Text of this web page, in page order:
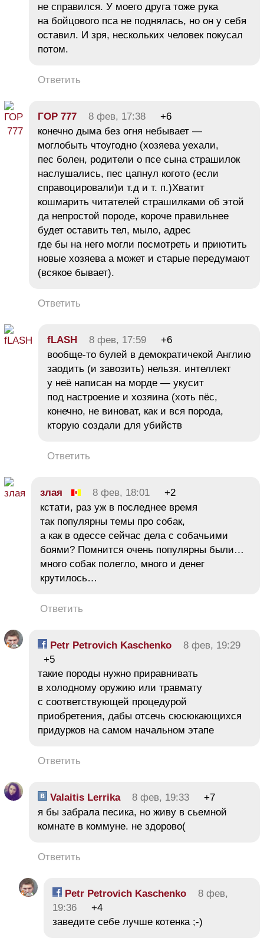
не справился. У моего друга тоже рука
на бойцового пса не поднялась, но он у себя
оставил. И зря, нескольких человек покусал
потом.
Ответить
ГОР 777 8 фев, 17:38
+6
конечно дыма без огня небывает —
моглобыть чтоугодно (хозяева уехали,
пес болен, родители о псе сына страшилок
наслушались, пес цапнул когото (если
справоцировали)и т.д и т. п.)Хватит
кошмарить читателей страшилками об этой
да непростой породе, короче правильнее
будет оставить тел, мыло, адрес
где бы на него могли посмотреть и приютить
новые хозяева а может и старые передумают
(всякое бывает).
Ответить
fLASH 8 фев, 17:59
+6
вообще-то булей в демократичекой Англию
заодить (и завозить) нельзя. интеллект
у неё написан на морде — укусит
под настроение и хозяина (хоть пёс,
конечно, не виноват, как и вся порода,
кторую создали для убийств
Ответить
злая 8 фев, 18:01
+2
кстати, раз уж в последнее время
так популярны темы про собак,
а как в одессе сейчас дела с собачьими
боями? Помнится очень популярны были…
много собак полегло, много и денег
крутилось…
Ответить
Petr Petrovich Kaschenko
8 фев, 19:29
+5
такие породы нужно приравнивать
в холодному оружию или травмату
с соответствующей процедурой
приобретения, дабы отсечь сюсюкающихся
придурков на самом начальном этапе
Ответить
Valaitis Lerrika 8 фев, 19:33
+7
я бы забрала песика, но живу в сьемной
комнате в коммуне. не здорово(
Ответить
Petr Petrovich Kaschenko
8 фев,
19:36
+4
заведите себе лучше котенка ;-)